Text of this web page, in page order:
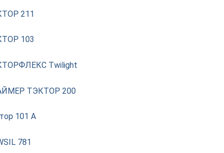
211
103
Twilight
ТЭКТОР 200
101 А
781